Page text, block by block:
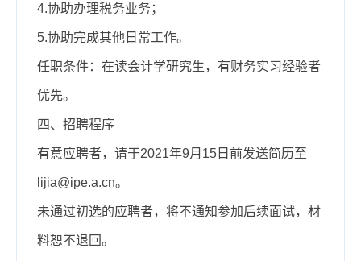
4.协助办理税务业务；
5.协助完成其他日常工作。
任职条件：在读会计学研究生，有财务实习经验者
优先。
四、招聘程序
有意应聘者，请于2021年9月15日前发送简历至
lijia@ipe.a.cn。
未通过初选的应聘者，将不通知参加后续面试，材
料恕不退回。